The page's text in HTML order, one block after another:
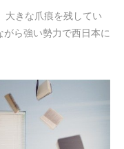
大きな爪痕を残してい
ら強い勢力で西日本に